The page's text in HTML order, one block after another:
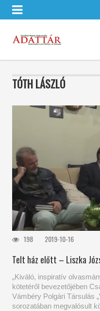
TÓTH LÁSZLÓ
198 2019-10-16
Telt ház előtt – Liszka
„Kiváló, inspiratív
kötetéről bevezetőjében
Vámbéry Polgári Társulás
sorozatában megvalósult